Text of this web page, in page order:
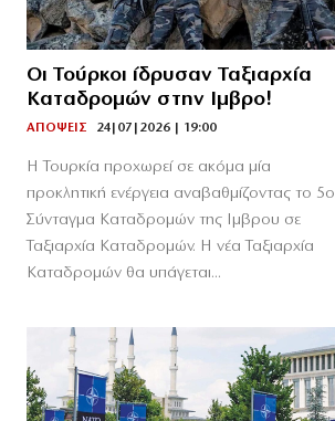
Οι Τούρκοι ίδρυσαν Ταξιαρχία
Καταδρομών στην Ιμβρο!
ΑΠΟΨΕΙΣ 24|07|2026 | 19:00
Η Τουρκία προχωρεί σε ακόμα μία
προκλητική ενέργεια αναβαθμίζοντας το 5ο
Σύνταγμα Καταδρομών της Ιμβρου σε
Ταξιαρχία Καταδρομών. Η νέα Ταξιαρχία
Καταδρομών θα υπάγεται...